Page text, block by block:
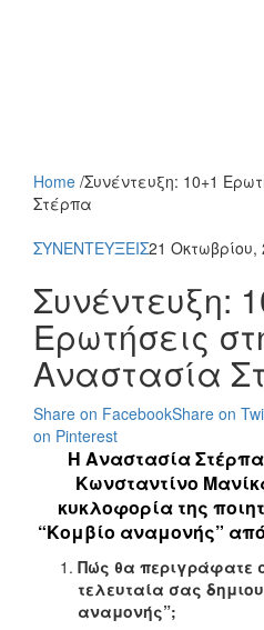
Home /Συνέντευξη: 10+1
Στέρπα
ΣΥΝΕΝΤΕΥΞΕΙΣ21 Οκτωβρίου,
Συνέντευξη:
Ερωτήσεις
Αναστασία
Share on FacebookShare on
on Pinterest
Η Αναστασία
Κωνσταντίνο
κυκλοφορία της
“Κομβίο αναμονής” από
Πώς θα περιγράφατε
τελευταία σας
αναμονής”;